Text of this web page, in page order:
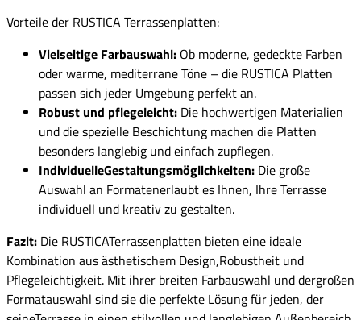
Vorteile der RUSTICA Terrassenplatten:
Vielseitige Farbauswahl: Ob moderne, gedeckte Farben
oder warme, mediterrane Töne – die RUSTICA Platten
passen sich jeder Umgebung perfekt an.
Robust und pflegeleicht: Die hochwertigen Materialien
und die spezielle Beschichtung machen die Platten
besonders langlebig und einfach zupflegen.
IndividuelleGestaltungsmöglichkeiten: Die große
Auswahl an Formatenerlaubt es Ihnen, Ihre Terrasse
individuell und kreativ zu gestalten.
Fazit: Die RUSTICATerrassenplatten bieten eine ideale
Kombination aus ästhetischem Design,Robustheit und
Pflegeleichtigkeit. Mit ihrer breiten Farbauswahl und dergroßen
Formatauswahl sind sie die perfekte Lösung für jeden, der